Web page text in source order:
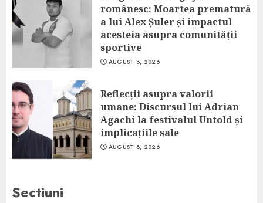
românesc: Moartea prematură
a lui Alex Șuler și impactul
acesteia asupra comunității
sportive
AUGUST 8, 2026
Reflecții asupra valorii
umane: Discursul lui Adrian
Agachi la festivalul Untold și
implicațiile sale
AUGUST 8, 2026
Sectiuni